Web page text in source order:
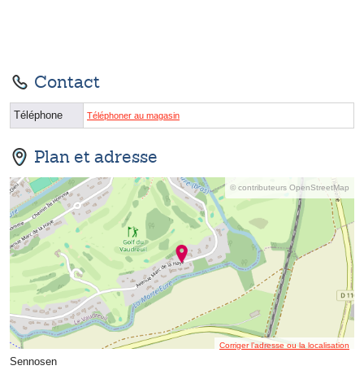
Contact
Téléphone Téléphoner au magasin
Plan et adresse
© contributeurs OpenStreetMap
Corriger l’adresse ou la localisation
Sennosen